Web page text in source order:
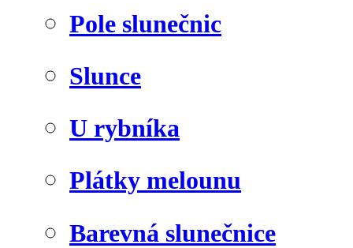
Pole slunečnic
Slunce
U rybníka
Plátky melounu
Barevná slunečnice